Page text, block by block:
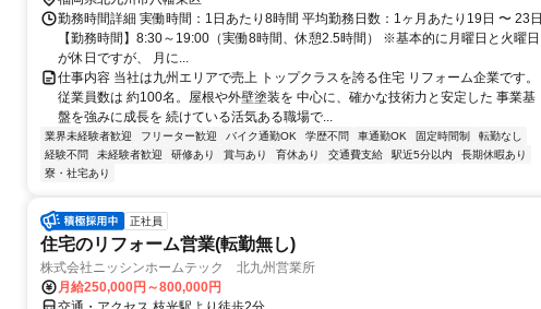
勤務時間詳細 実働時間：1日あたり8時間 平均勤務日数：1ヶ月あたり19日 〜 23日
【勤務時間】8:30～19:00（実働8時間、休憩2.5時間） ※基本的に月曜日と火曜日
が休日ですが、 月に...
仕事内容 当社は九州エリアで売上 トップクラスを誇る住宅 リフォーム企業です。
従業員数は 約100名。屋根や外壁塗装を 中心に、確かな技術力と安定した 事業基
盤を強みに成長を 続けている活気ある職場で...
業界未経験者歓迎 フリーター歓迎 バイク通勤OK 学歴不問 車通勤OK 固定時間制
転勤なし
経験不問
未経験者歓迎 研修あり 賞与あり 育休あり 交通費支給 駅近5分以内
長期休暇あり
寮・社宅あり
正社員
住宅のリフォーム営業(転勤無し)
株式会社ニッシンホームテック 北九州営業所
月給250,000円～800,000円